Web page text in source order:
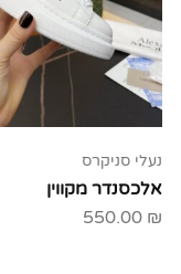
נעלי סניקרס
אלכסנדר מקווין
550.00 ₪